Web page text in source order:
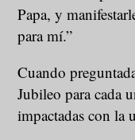
Papa, y
para mí.”
Cuando
Jubileo para cada
impactadas con la